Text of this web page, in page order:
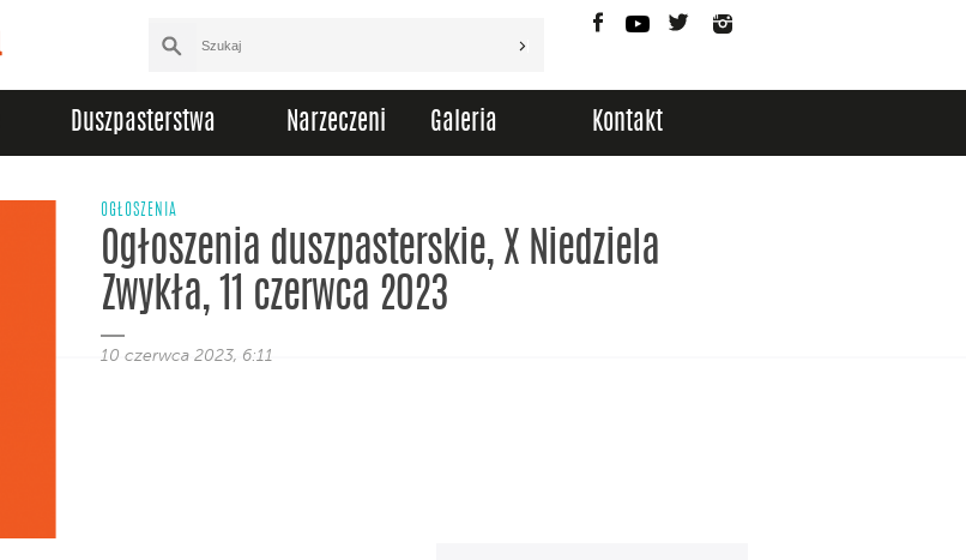
FacebookYouTubeTwitter
Duszpasterstwa Narzeczeni Galeria Kontakt
OGŁOSZENIA
Ogłoszenia duszpasterskie, X Niedziela
Zwykła, 11 czerwca 2023
10 czerwca 2023, 6:11